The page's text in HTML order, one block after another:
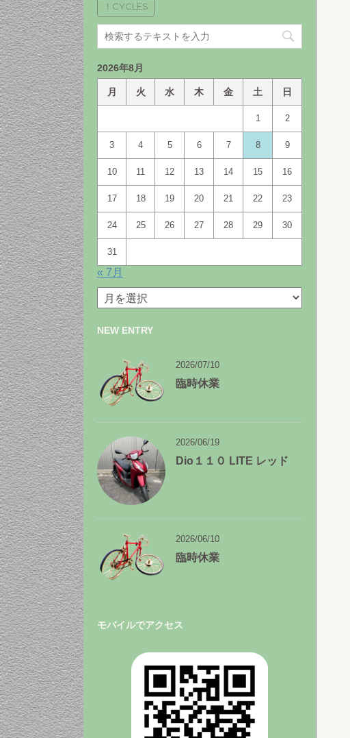
！CYCLES
2026年8月
月 火 水 木 金 土 日
1 2
3 4 5 6 7 8 9
10 11 12 13 14 15 16
17 18 19 20 21 22 23
24 25 26 27 28 29 30
31
« 7月
月
別
ー
ブ
NEW ENTRY
2026/07/10
臨時休業
2026/06/19
Dio１１０ LITE レッド
2026/06/10
臨時休業
モバイルでアクセス